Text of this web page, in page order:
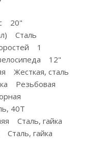
20"
Сталь
1
12"
Жесткая, сталь
Резьбовая
40T
Сталь, гайка
Сталь, гайка